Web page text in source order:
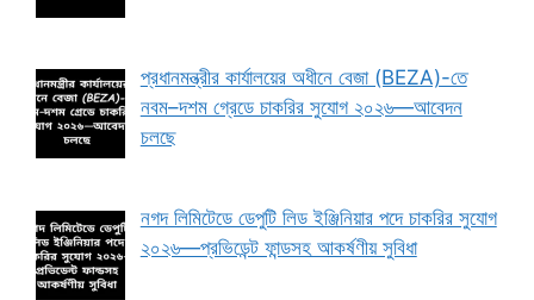
প্রধানমন্ত্রীর কার্যালয়ের অধীনে বেজা (BEZA)-তে
নবম–দশম গ্রেডে চাকরির সুযোগ ২০২৬—আবেদন
চলছে
নগদ লিমিটেডে ডেপুটি লিড ইঞ্জিনিয়ার পদে চাকরির সুযোগ
২০২৬—প্রভিডেন্ট ফান্ডসহ আকর্ষণীয় সুবিধা